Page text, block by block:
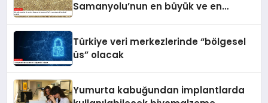
Samanyolu’nun en büyük ve en
Türkiye veri merkezlerinde “bölgesel
üs” olacak
Yumurta kabuğundan implantlarda